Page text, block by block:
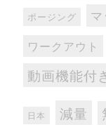
ポージング マ
ワークアウト
動画機能付
日本 減量